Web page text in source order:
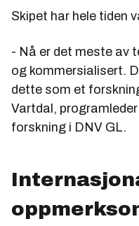
Skipet har hele tiden
- Nå er det meste av
og kommersialisert.
dette som et
Vartdal,
forskning i DNV GL.